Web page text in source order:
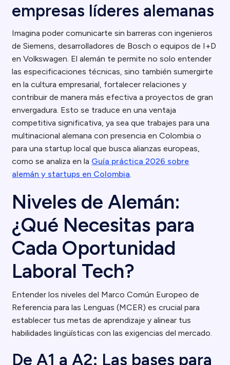
empresas líderes alemanas
Imagina poder comunicarte sin barreras con ingenieros
de Siemens, desarrolladores de Bosch o equipos de I+D
en Volkswagen. El alemán te permite no solo entender
las especificaciones técnicas, sino también sumergirte
en la cultura empresarial, fortalecer relaciones y
contribuir de manera más efectiva a proyectos de gran
envergadura. Esto se traduce en una ventaja
competitiva significativa, ya sea que trabajes para una
multinacional alemana con presencia en Colombia o
para una startup local que busca alianzas europeas,
como se analiza en la Guía práctica 2026 sobre
alemán y startups en Colombia.
Niveles de Alemán:
¿Qué Necesitas para
Cada Oportunidad
Laboral Tech?
Entender los niveles del Marco Común Europeo de
Referencia para las Lenguas (MCER) es crucial para
establecer tus metas de aprendizaje y alinear tus
habilidades lingüísticas con las exigencias del mercado.
De A1 a A2: Las bases para